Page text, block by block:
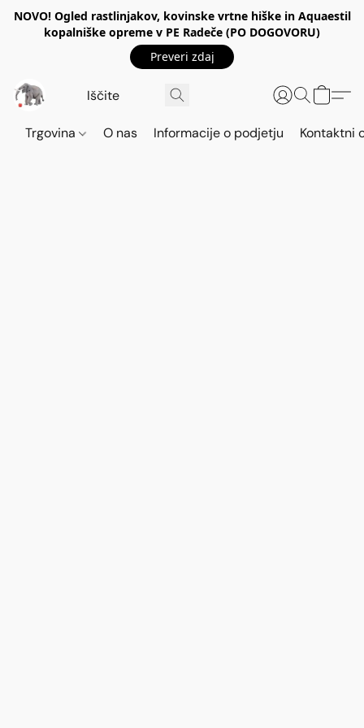
NOVO! Ogled rastlinjakov, kovinske vrtne hiške in Aquaestil
kopalniške opreme v PE Radeče (PO DOGOVORU)
Preveri zdaj
Trgovina O nas Informacije o podjetju Kontaktni